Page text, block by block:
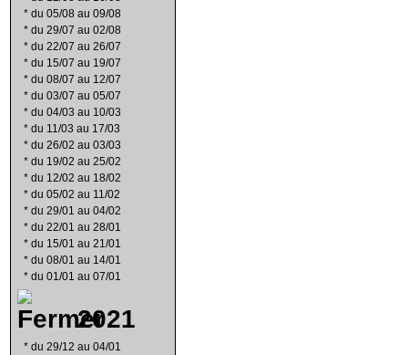
* du 05/08 au 09/08
* du 29/07 au 02/08
* du 22/07 au 26/07
* du 15/07 au 19/07
* du 08/07 au 12/07
* du 03/07 au 05/07
* du 04/03 au 10/03
* du 11/03 au 17/03
* du 26/02 au 03/03
* du 19/02 au 25/02
* du 12/02 au 18/02
* du 05/02 au 11/02
* du 29/01 au 04/02
* du 22/01 au 28/01
* du 15/01 au 21/01
* du 08/01 au 14/01
* du 01/01 au 07/01
2021
* du 29/12 au 04/01